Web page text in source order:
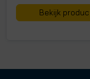
Bekijk